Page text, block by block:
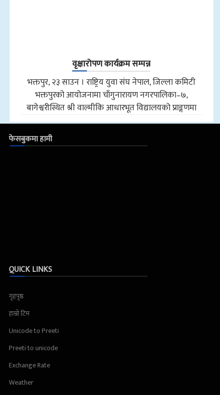
वृक्षारोपण कार्यक्रम सम्पन्न
भक्तपुर, २३ साउन । राष्ट्रिय युवा संघ नेपाल, जिल्ला कमिटी
भक्तपुरको आयोजनामा चाँगुनारायण नगरपालिका–७,
बागेश्वरीस्थित श्री वाल्मीकि आधारभूत विद्यालयको प्राङ्गणमा
फेसबुकमा हामी
QUICK LINKS
गृहपृष्ठ
हाम्रो टिम
Unicode to Preeti
Preeti to unicode
Exchange Rate
Weather